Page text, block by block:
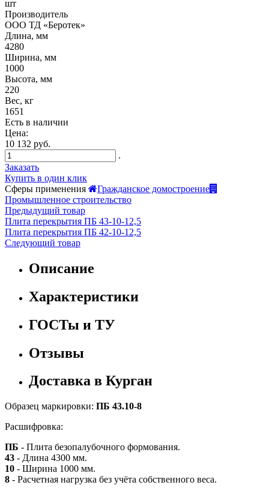
шт
Производитель
ООО ТД «Беротек»
Длина, мм
4280
Ширина, мм
1000
Высота, мм
220
Вес, кг
1651
Есть в наличии
Цена:
10 132 руб.
.
Заказать
Купить в один клик
Сферы применения
Гражданское домостроение
Промышленное строительство
Предыдущий товар
Плита перекрытия ПБ 43-10-12,5
Плита перекрытия ПБ 42-10-12,5
Следующий товар
Описание
Характеристики
ГОСТы и ТУ
Отзывы
Доставка в Курган
Образец маркировки: ПБ 43.10-8
Расшифровка:
ПБ - Плита безопалубочного формования.
43 - Длина 4300 мм.
10 - Ширина 1000 мм.
8 - Расчетная нагрузка без учёта собственного веса.